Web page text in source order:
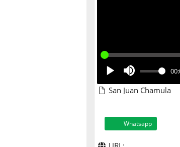
San Juan Chamula
Whatsapp